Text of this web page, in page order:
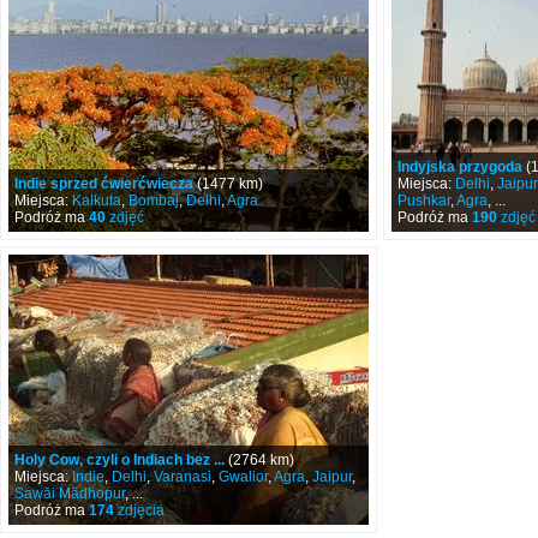
Indie sprzed ćwierćwiecza(1477 km)
Miejsca:Kalkuta, Bombaj,Delhi,Agra
Podróż ma40zdjęć
Indyjska przygoda
Miejsca: Delhi, Jaipur
Pushkar,Agra, ...
Podróż ma 190 zdjęć
Holy Cow, czyli o Indiach bez ... (2764 km)
Miejsca:Indie, Delhi,Varanasi, Gwalior,Agra, Jaipur,
Sawāi Mādhopur, ...
Podróż ma174zdjęcia